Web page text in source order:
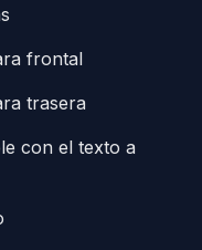
frontal
trasera
con el texto a